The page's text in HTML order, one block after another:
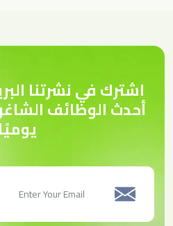
اشترك في نشرتنا
أحدث الوظائف